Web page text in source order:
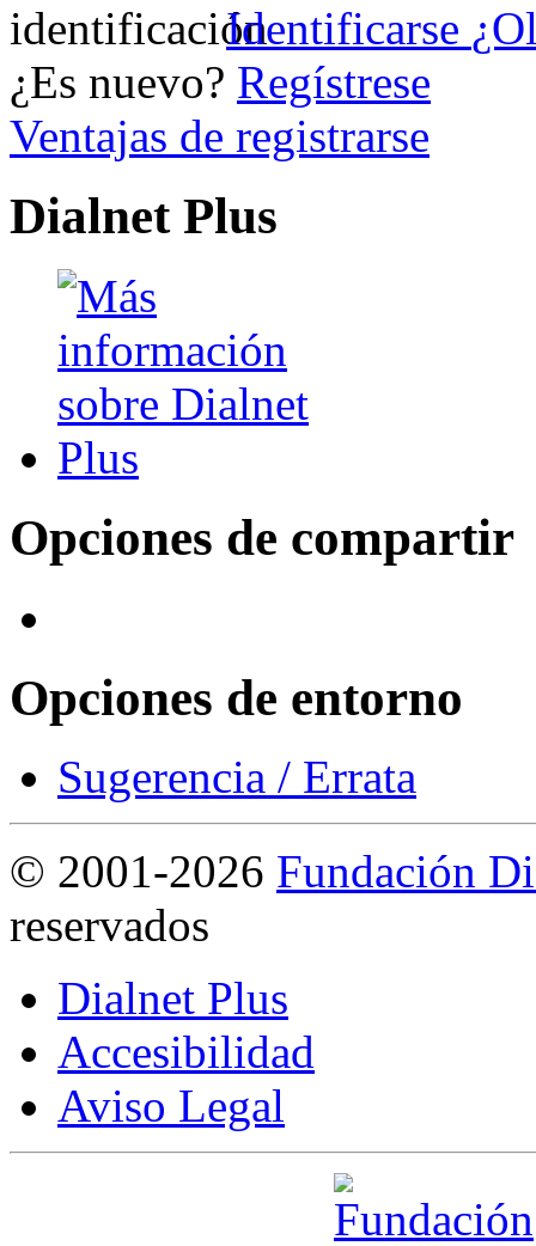
Identificarse
¿Es nuevo? Regístrese
Ventajas de registrarse
Dialnet Plus
Opciones de compartir
Opciones de entorno
Sugerencia / Errata
© 2001-2026 Fundación
reservados
Dialnet Plus
Accesibilidad
Aviso Legal